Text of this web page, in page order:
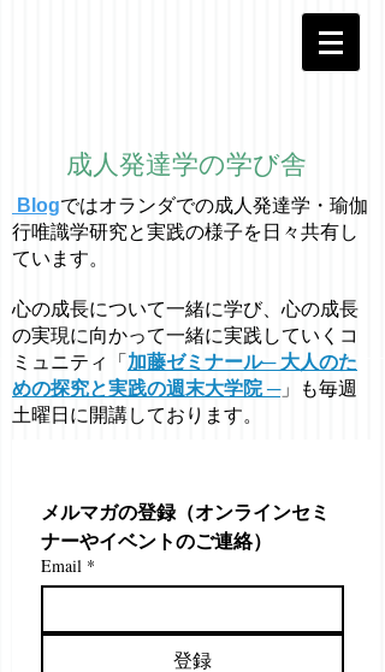
成人発達学の学び舎
Blogではオラ ンダでの成人発達学・ 瑜伽
行唯識学研究と実践の様子を日々共有し
ています。
心の成長について一緒に学び、心の成長
の実現に向かって一緒に実践していくコ
ミュニティ「 加藤ゼミナール─ 大人のた
めの探究と実践の週末大学院 ─」も毎週
土曜日に開講しております。
メルマガの登録（オンラインセミ
ナーやイベントのご連絡）
Email *
登録